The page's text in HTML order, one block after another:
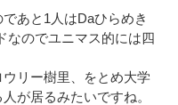
あと1人はDaひらめき
なのでユニマス的には四
リー樹里、をとめ大学
が居るみたいですね。